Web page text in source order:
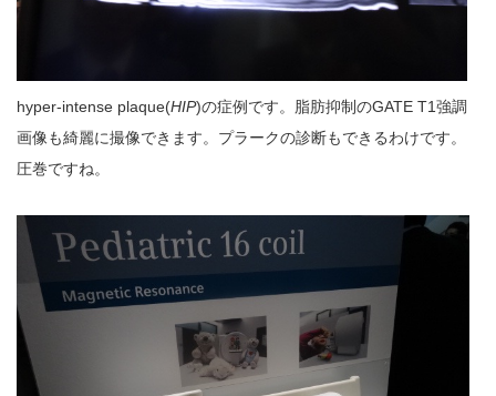
hyper-intense plaque(HIP)の症例です。脂肪抑制のGATE T1強調
画像も綺麗に撮像できます。プラークの診断もできるわけです。
圧巻ですね。